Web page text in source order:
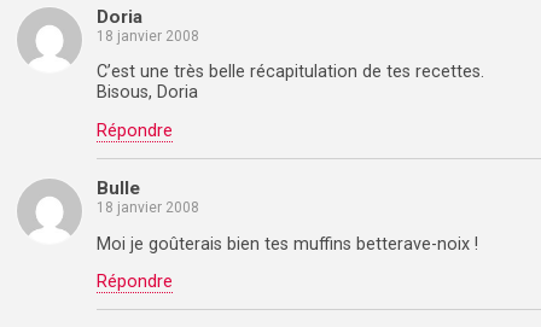
Doria
18 janvier 2008
C’est une très belle récapitulation de tes recettes.
Bisous, Doria
Répondre
Bulle
18 janvier 2008
Moi je goûterais bien tes muffins betterave-noix !
Répondre